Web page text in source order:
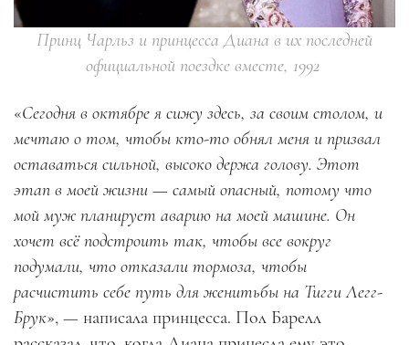
Принц Чарльз и принцесса Диана в их последней
официальной поездке вместе, 1992
«Сегодня в октябре я сижу здесь, за своим столом, и
мечтаю о том, чтобы кто-то обнял меня и призвал
оставаться сильной, высоко держа голову. Этот
этап в моей жизни — самый опасный, потому что
мой муж планирует аварию на моей машине. Он
хочет всё подстроить так, чтобы все вокруг
подумали, что отказали тормоза, чтобы
расчистить себе путь для женитьбы на Тигги Легг-
Брук», — написала принцесса. Пол Барелл